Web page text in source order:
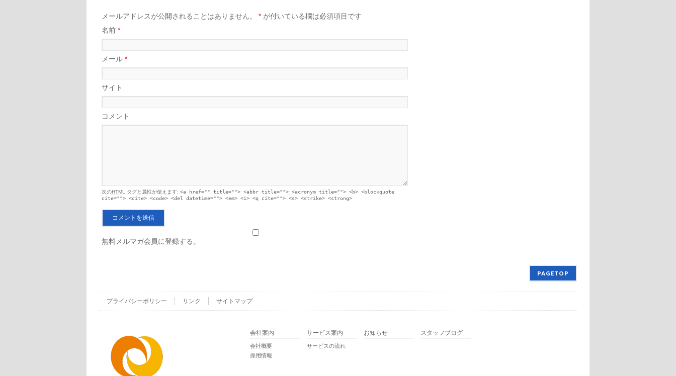
メールアドレスが公開されることはありません。 * が付いている欄は必須項目です
名前 *
メール *
サイト
コメント
次のHTML タグと属性が使えます: <a href="" title=""> <abbr title=""> <acronym title=""> <b> <blockquote
cite=""> <cite> <code> <del datetime=""> <em> <i> <q cite=""> <s> <strike> <strong>
無料メルマガ会員に登録する。
PAGETOP
プライバシーポリシー リンク サイトマップ
会社案内
会社概要
採用情報
サービス案内
サービスの流れ
お知らせ スタッフブログ